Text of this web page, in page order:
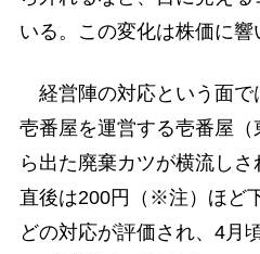
いる。この変化は株価に響
経営陣の対応という面で
壱番屋を運営する壱番屋
ら出た廃棄カツが横流しさ
直後は200円（※注）ほど
どの対応が評価され、4月